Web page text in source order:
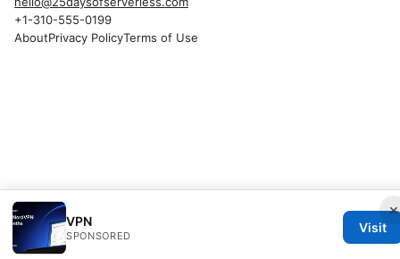
×
VPN
SPONSORED
Visit
+1-310-555-0199
AboutPrivacy PolicyTerms of Use